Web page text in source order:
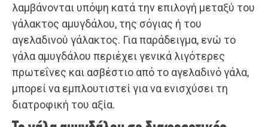
λαμβάνονται υπόψη κατά την επιλογή μεταξύ του
γάλακτος αμυγδάλου, της σόγιας ή του
αγελαδινού γάλακτος. Για παράδειγμα, ενώ το
γάλα αμυγδάλου περιέχει γενικά λιγότερες
πρωτεΐνες και ασβέστιο από το αγελαδινό γάλα,
μπορεί να εμπλουτιστεί για να ενισχύσει τη
διατροφική του αξία.